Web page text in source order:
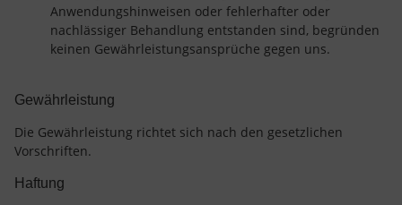
Anwendungshinweisen oder fehlerhafter oder
nachlässiger Behandlung entstanden sind, begründen
keinen Gewährleistungsansprüche gegen uns.
Gewährleistung
Die Gewährleistung richtet sich nach den gesetzlichen
Vorschriften.
Haftung